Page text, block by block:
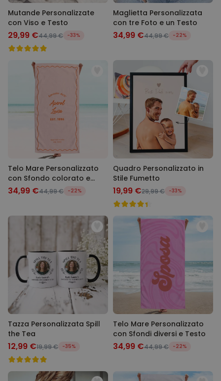
Mutande Personalizzate
con Viso e Testo
29,99 €44,99 € -33%
Maglietta Personalizzata
con tre Foto e un Testo
34,99 €44,99 € -22%
Telo Mare Personalizzato
con Sfondo colorato e
Testo
34,99 €44,99 € -22%
Quadro Personalizzato in
Stile Fumetto
19,99 €29,99 € -33%
Tazza Personalizzata Spill
the Tea
12,99 €19,99 € -35%
Telo Mare Personalizzato
con Sfondi diversi e Testo
34,99 €44,99 € -22%